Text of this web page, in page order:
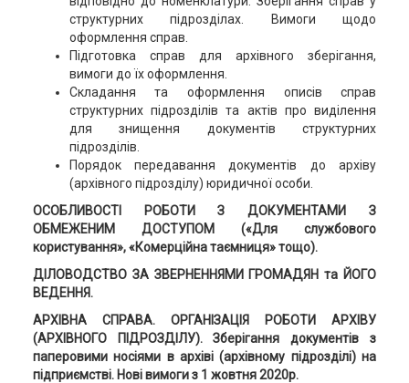
структурних підрозділах. Вимоги щодо
оформлення справ.
Підготовка справ для архівного зберігання,
вимоги до їх оформлення.
Складання та оформлення описів справ
структурних підрозділів та актів про виділення
для знищення документів структурних
підрозділів.
Порядок передавання документів до архіву
(архівного підрозділу) юридичної особи.
ОСОБЛИВОСТІ РОБОТИ З ДОКУМЕНТАМИ З
ОБМЕЖЕНИМ ДОСТУПОМ («Для службового
користування», «Комерційна таємниця» тощо).
ДІЛОВОДСТВО ЗА ЗВЕРНЕННЯМИ ГРОМАДЯН та ЙОГО
ВЕДЕННЯ.
АРХІВНА СПРАВА. ОРГАНІЗАЦІЯ РОБОТИ АРХІВУ
(АРХІВНОГО ПІДРОЗДІЛУ). Зберігання документів з
паперовими носіями в архіві (архівному підрозділі) на
підприємстві. Нові вимоги з 1 жовтня 2020р.